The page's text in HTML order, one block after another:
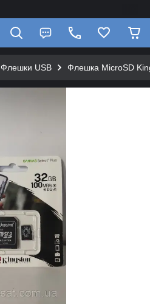
Флешки USB Флешка MicroSD